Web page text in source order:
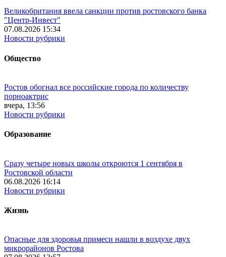
Великобритания ввела санкции против ростовского банка
"Центр-Инвест"
07.08.2026 15:34
Новости рубрики
Общество
Ростов обогнал все российские города по количеству
порноактрис
вчера, 13:56
Новости рубрики
Образование
Сразу четыре новых школы откроются 1 сентября в
Ростовской области
06.08.2026 16:14
Новости рубрики
Жизнь
Опасные для здоровья примеси нашли в воздухе двух
микрорайонов Ростова